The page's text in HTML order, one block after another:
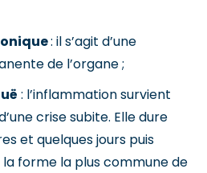
: il s’agit d’une
de l’organe ;
: l’inflammation survient
crise subite. Elle dure
et quelques jours puis
la forme la plus commune de